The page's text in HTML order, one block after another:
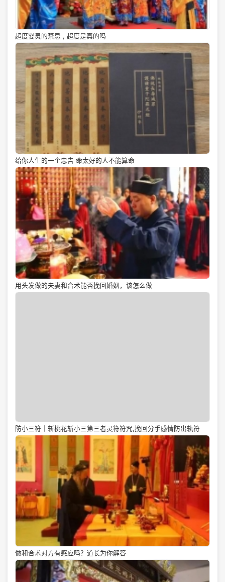
超度婴灵的禁忌 , 超度是真的吗
给你人生的一个忠告 命太好的人不能算命
用头发做的夫妻和合术能否挽回婚姻，该怎么做
防小三符｜斩桃花斩小三第三者灵符符咒,挽回分手感情防出轨符
做和合术对方有感应吗？道长为你解答